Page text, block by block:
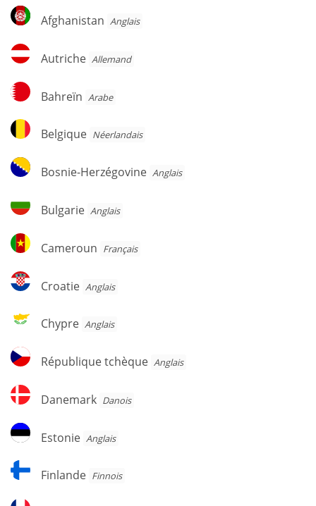
Afghanistan
Afghanistan Anglais
Autriche
Autriche Allemand
Bahreïn
Bahreïn Arabe
Belgique
Belgique Néerlandais
Bosnie-
Herzégovine
Bosnie-Herzégovine Anglais
Bulgarie
Bulgarie Anglais
Cameroun
Cameroun Français
Croatie
Croatie Anglais
Chypre
Chypre Anglais
République
tchèque
République tchèque Anglais
Danemark
Danemark Danois
Estonie
Estonie Anglais
Finlande
Finlande Finnois